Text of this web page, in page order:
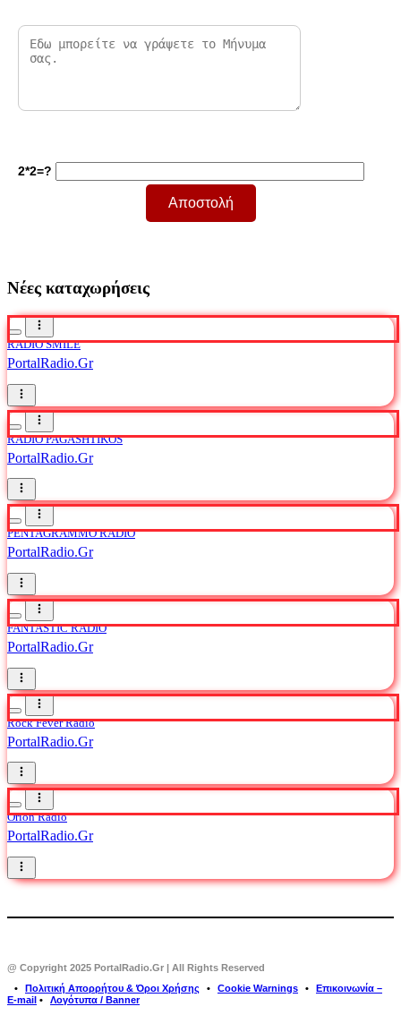
2*2=?
Νέες καταχωρήσεις
RADIO SMILE
PortalRadio.Gr
RADIO PAGASHTIKOS
PortalRadio.Gr
PENTAGRAMMO RADIO
PortalRadio.Gr
FANTASTIC RADIO
PortalRadio.Gr
Rock Fever Radio
PortalRadio.Gr
Orion Radio
PortalRadio.Gr
@ Copyright 2025 PortalRadio.Gr | All Rights Reserved
⠀•⠀ Πολιτική Απορρήτου & Όροι Χρήσης ⠀•⠀ Cookie Warnings ⠀•⠀ Επικοινωνία –
E-mail •⠀ Λογότυπα / Banner